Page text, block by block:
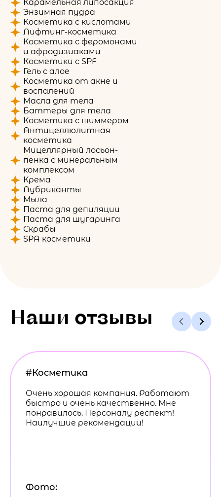
Карамельная липосакция
Энзимная пудра
Косметика с кислотами
Лифтинг-косметика
Косметика с феромонами
и афродизиаками
Косметики с SPF
Гель с алое
Косметика от акне и
воспалений
Масла для тела
Баттеры для тела
Косметика с шиммером
Антицеллюлитная
косметика
Мицеллярный лосьон-
пенка с минеральным
комплексом
Крема
Лубриканты
Мыла
Паста для депиляции
Паста для шугаринга
Скрабы
SPA косметики
Наши отзывы
#Косметика
Очень хорошая компания. Работают
быстро и очень качественно. Мне
понравилось. Персоналу респект!
Наилучшие рекомендации!
Фото: